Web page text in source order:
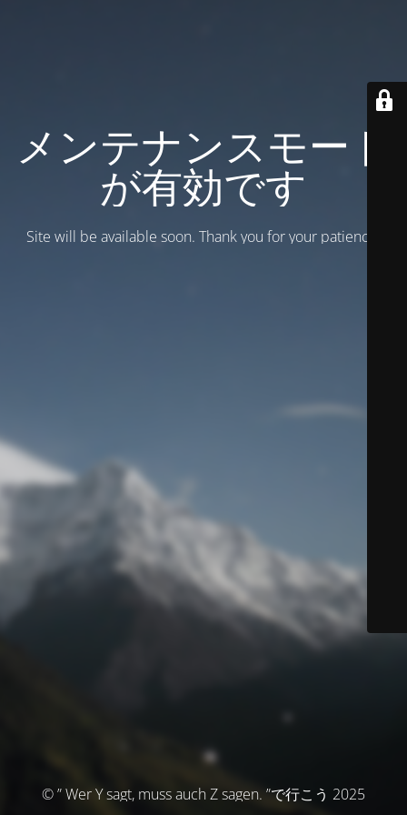
メンテナンスモード
が有効です
Site will be available soon. Thank you for your patience!
© ” Wer Y sagt, muss auch Z sagen. ”で行こう 2025